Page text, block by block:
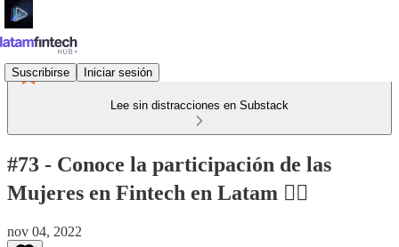
Suscribirse Iniciar sesión
Lee sin distracciones en Substack
#73 - Conoce la participación de las
Mujeres en Fintech en Latam 🙋‍♀️​
nov 04, 2022